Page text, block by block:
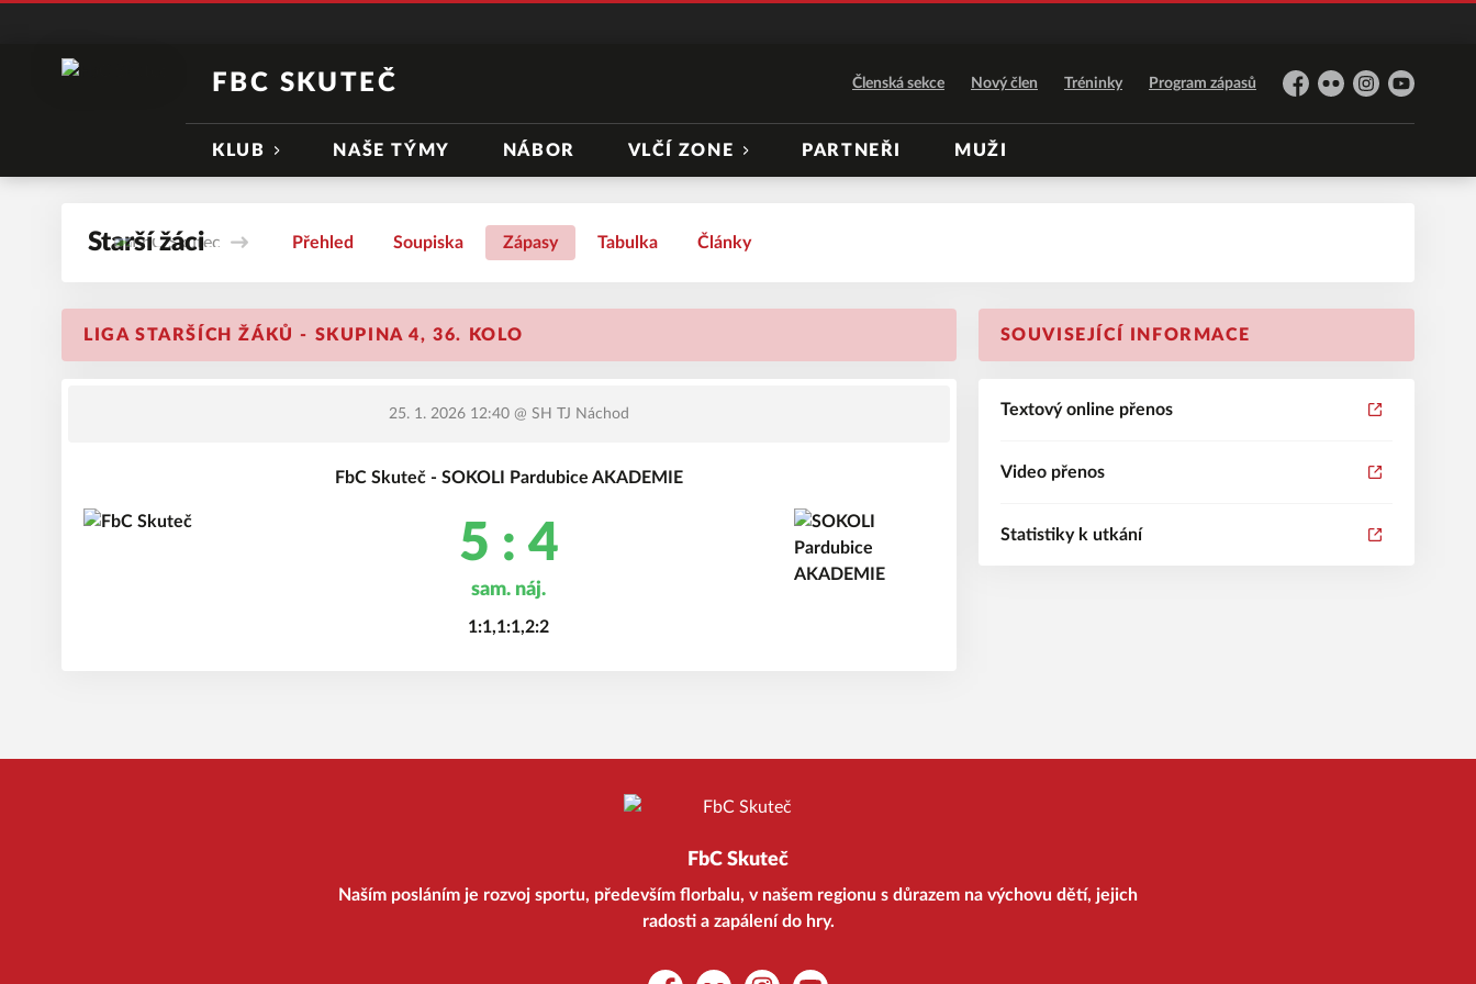
FBC SKUTEČ Členská sekce Nový člen Tréninky Program zápasů
Facebook
FlickrInstagramYouTube
KLUB NAŠE TÝMY NÁBOR VLČÍ ZONE PARTNEŘI MUŽI
Starší žáci Přehled Soupiska Zápasy Tabulka Články
LIGA STARŠÍCH ŽÁKŮ - SKUPINA 4, 36. KOLO
25. 1. 2026 12:40@ SH TJ Náchod
FbC Skuteč - SOKOLI Pardubice AKADEMIE
5 : 4
sam. náj.
1:1,1:1,2:2
SOUVISEJÍCÍ INFORMACE
Textový online přenos
Video přenos
Statistiky k utkání
FbC Skuteč
Naším posláním je rozvoj sportu, především florbalu, v našem regionu s důrazem na výchovu dětí, jejich
radosti a zapálení do hry.